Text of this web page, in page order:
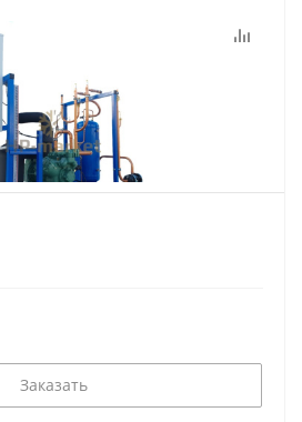
Заказать